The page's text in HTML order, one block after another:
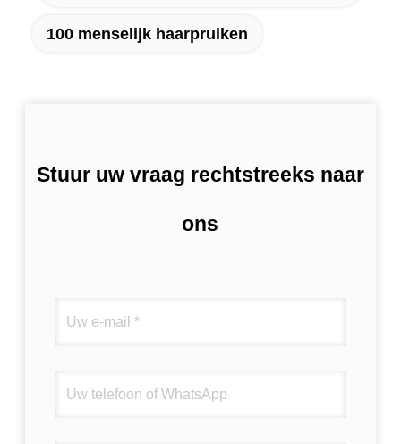
100 menselijk haarpruiken
Stuur uw vraag rechtstreeks naar
ons